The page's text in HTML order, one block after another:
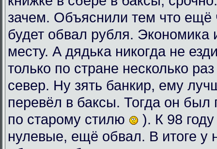
зачем. Объяснили тем что ещё
будет обвал рубля. Экономика
месту. А дядька никогда не
только по стране несколько
север. Ну зять банкир, ему
перевёл в баксы. Тогда он был
по старому стилю
). К 98
нулевые, ещё обвал. В итоге у